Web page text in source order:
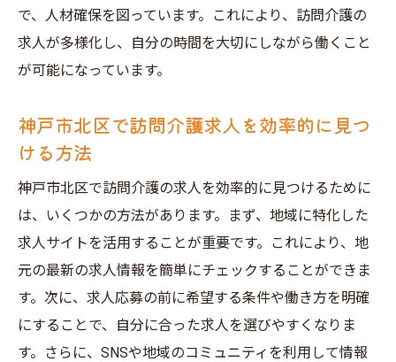
訪問介護求人の短時間勤務で実現する生活
の質向上
多様なライフスタイルに合う神戸市北区の訪問
ライフスタイルに合わせた訪問介護求人の
選び方
短時間勤務の訪問介護が支持される理由
神戸市北区で多様な選択肢を提供する訪問
訪問介護の求人で短時間勤務が可能な理由
多様なライフスタイル対応の訪問介護求人
が増えている背景
で、人材確保を図っています。これにより、訪問介護の
求人が多様化し、自分の時間を大切にしながら働くこと
が可能になっています。
神戸市北区で訪問介護求人を効率的に見つ
ける方法
神戸市北区で訪問介護の求人を効率的に見つけるために
は、いくつかの方法があります。まず、地域に特化した
求人サイトを活用することが重要です。これにより、地
元の最新の求人情報を簡単にチェックすることができま
す。次に、求人応募の前に希望する条件や働き方を明確
にすることで、自分に合った求人を選びやすくなりま
す。さらに、SNSや地域のコミュニティを利用して情報